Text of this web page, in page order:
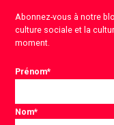
Abonnez-vous à notre
culture sociale et la
moment.
Prénom*
Nom*